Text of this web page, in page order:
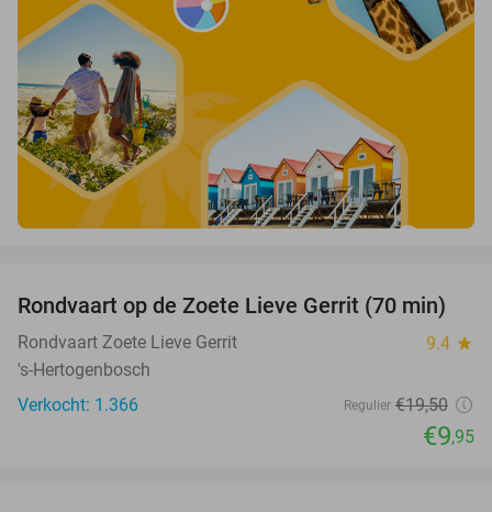
49%
Rondvaart op de Zoete Lieve Gerrit (70 min)
Rondvaart Zoete Lieve Gerrit 9.4 star
's-Hertogenbosch
Verkocht: 1.366
Regulier €19,50
€9,95